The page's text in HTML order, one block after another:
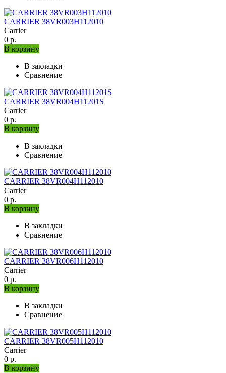
CARRIER 38VR003H112010
Carrier
0 р.
В корзину
В закладки
Сравнение
CARRIER 38VR004H11201S
Carrier
0 р.
В корзину
В закладки
Сравнение
CARRIER 38VR004H112010
Carrier
0 р.
В корзину
В закладки
Сравнение
CARRIER 38VR006H112010
Carrier
0 р.
В корзину
В закладки
Сравнение
CARRIER 38VR005H112010
Carrier
0 р.
В корзину